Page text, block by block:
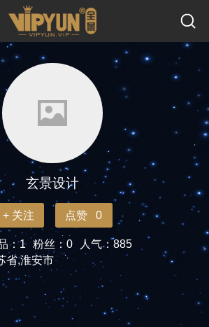
玄景设计
+ 关注 点赞 0
：1 粉丝：0
人气：885
省,淮安市